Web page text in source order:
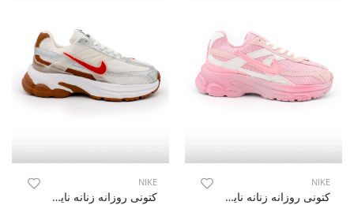
NIKE
کتونی روزانه زنانه نایک Nike V2K Urban W
NIKE
کتونی روزانه زنانه نایک Nike V2K Urban W